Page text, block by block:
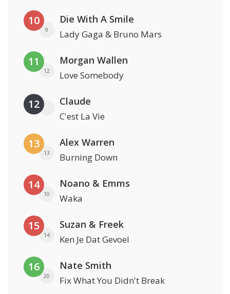
10
9
Die With A Smile
Lady Gaga & Bruno Mars
11
12
Morgan Wallen
Love Somebody
12 Claude
C'est La Vie
13
13
Alex Warren
Burning Down
14
10
Noano & Emms
Waka
15
14
Suzan & Freek
Ken Je Dat Gevoel
16
20
Nate Smith
Fix What You Didn't Break